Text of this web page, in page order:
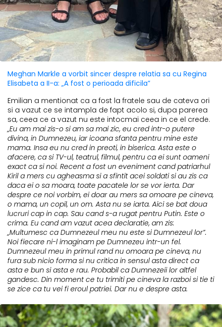
Meghan Markle a vorbit sincer despre relatia sa cu Regina
Elisabeta a II-a: „A fost o perioada dificila”
Emilian a mentionat ca a fost la fratele sau de cateva ori
si a vazut ce se intampla de fapt acolo si, dupa parerea
sa, ceea ce a vazut nu este intocmai ceea in ce el crede.
„Eu am mai zis-o si am sa mai zic, eu cred intr-o putere
divina, in Dumnezeu, iar icoana sfanta pentru mine este
mama. Insa eu nu cred in preoti, in biserica. Asta este o
afacere, ca si TV-ul, teatrul, filmul, pentru ca ei sunt oameni
exact ca si noi. Recent a fost un eveniment cand patriarhul
Kiril a mers cu agheasma si a sfintit acei soldati si au zis ca
daca ei o sa moara, toate pacatele lor se vor ierta. Dar
despre ce noi vorbim, ei doar au mers sa omoare pe cineva,
o mama, un copil, un om. Asta nu se iarta. Aici se bat doua
lucruri cap in cap. Sau cand s-a rugat pentru Putin. Este o
crima. Eu cand am vazut acea declaratie, am zis:
„Multumesc ca Dumnezeul meu nu este si Dumnezeul lor”.
Noi fiecare ni-l imaginam pe Dumnezeu intr-un fel.
Dumnezeul meu in primul rand nu omoara pe cineva, nu
fura sub nicio forma si nu critica in sensul asta direct ca
asta e bun si asta e rau. Probabil ca Dumnezeii lor altfel
gandesc. Din moment ce tu trimiti pe cineva la razboi si tie ti
se zice ca tu vei fi eroul patriei. Dar nu e despre asta.